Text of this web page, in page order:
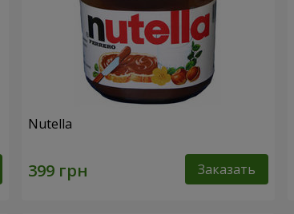
Nutella
Заказать